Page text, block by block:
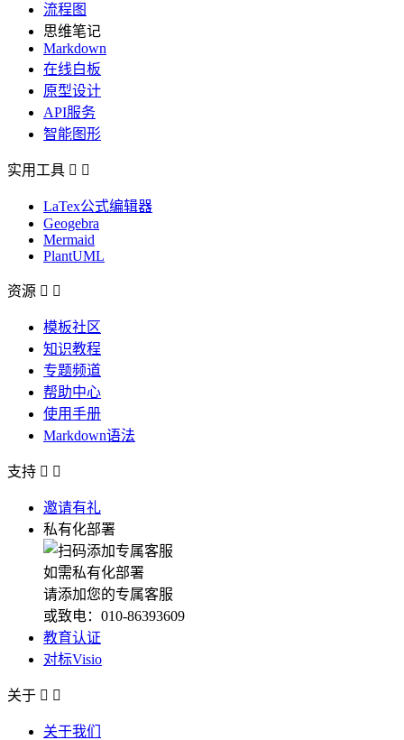
流程图
思维笔记
Markdown
在线白板
原型设计
API服务
智能图形
实用工具  
LaTex公式编辑器
Geogebra
Mermaid
PlantUML
资源  
模板社区
知识教程
专题频道
帮助中心
使用手册
Markdown语法
支持  
邀请有礼
私有化部署
如需私有化部署
请添加您的专属客服
或致电：010-86393609
教育认证
对标Visio
关于  
关于我们